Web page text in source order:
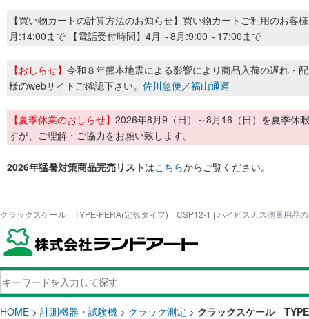
【買い物カートの計算方法のお知らせ】買い物カートご利用のお客
月:14:00まで 【電話受付時間】4月～8月:9:00～17:00まで
【おしらせ】 令和８年熊本地震による影響により商品入荷の遅れ・
様のwebサイトご確認下さい。 佐川急便／福山通運
【夏季休業のおしらせ】 2026年8月9（日）～8月16（日）を夏季休
すが、ご理解・ご協力をお願い致します。
2026年猛暑対策商品完売リストはこちらからご覧ください。
クラックスケール TYPE-PERA(定規タイプ) CSP12-1 | ハイビスカス測量用品
HOME > 計測機器・試験機 > クラック測定 > クラックスケール